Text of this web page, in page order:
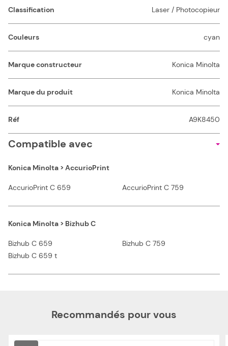
Classification Laser / Photocopieur
Couleurs cyan
Marque constructeur Konica Minolta
Marque du produit Konica Minolta
Réf A9K8450
Compatible avec
Konica Minolta > AccurioPrint
AccurioPrint C 659 AccurioPrint C 759
Konica Minolta > Bizhub C
Bizhub C 659
Bizhub C 659 t
Bizhub C 759
Recommandés pour vous